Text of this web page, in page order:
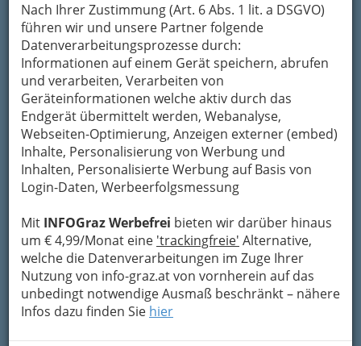
Nach Ihrer Zustimmung (Art. 6 Abs. 1 lit. a DSGVO)
führen wir und unsere Partner folgende
Datenverarbeitungsprozesse durch:
Informationen auf einem Gerät speichern, abrufen
und verarbeiten, Verarbeiten von
Geräteinformationen welche aktiv durch das
Endgerät übermittelt werden, Webanalyse,
Webseiten-Optimierung, Anzeigen externer (embed)
Inhalte, Personalisierung von Werbung und
Inhalten, Personalisierte Werbung auf Basis von
Login-Daten, Werbeerfolgsmessung
Mit INFOGraz Werbefrei bieten wir darüber hinaus
um € 4,99/Monat eine 'trackingfreie' Alternative,
welche die Datenverarbeitungen im Zuge Ihrer
Nutzung von info-graz.at von vornherein auf das
unbedingt notwendige Ausmaß beschränkt – nähere
Infos dazu finden Sie hier
Die wichtigsten Kategorien
Einkaufen & Schenken - der
Handel
Gutschein-Welt: von myToys
bis H&M, C&A u.v.m.
Gewinnspiele - Lokale
Gutscheine